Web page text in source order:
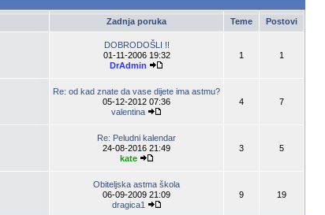
Zadnja poruka Teme Postovi
DOBRODOŠLI !!
01-11-2006 19:32
DrAdmin
1 1
Re: od kad znate da vase dijete ima astmu?
05-12-2012 07:36
valentina
4 7
Re: Peludni kalendar
24-08-2016 21:49
kate
3 5
Obiteljska astma škola
06-09-2009 21:09
dragica1
9 19